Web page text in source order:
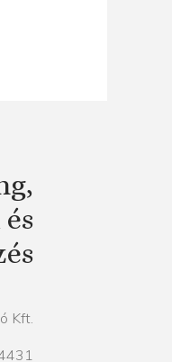
Kft.